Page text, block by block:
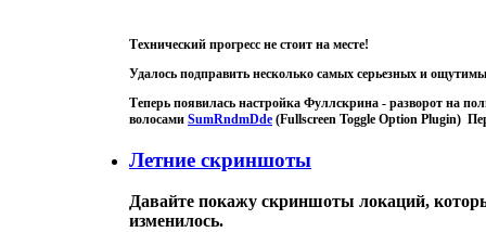
Технический прогресс не стоит на месте!
Удалось подправить несколько самых серьезных и
Теперь появилась настройка Фуллскрина - разворот на
волосами SumRndmDde (Fullscreen Toggle Option Plugin)
Летние скриншоты
Давайте покажу скриншоты локаций,
изменилось.